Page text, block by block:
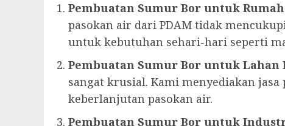
Pembuatan Sumur Bor untuk
pasokan air dari PDAM tidak
untuk kebutuhan sehari-hari seperti
Pembuatan Sumur Bor untuk Lahan
sangat krusial. Kami menyediakan
keberlanjutan pasokan air.
Pembuatan Sumur Bor untuk